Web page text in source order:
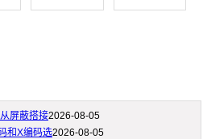
屏蔽搭接2026-08-05
和X编码选2026-08-05